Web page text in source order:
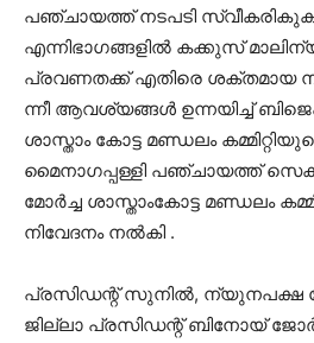
പഞ്ചായത്ത് നടപടി സ്വീകരികുക,
എന്നിഭാഗങ്ങളിൽ കക്കുസ്
പ്രവണതക്ക് എതിരെ ശക്തമായ
ന്നീ ആവശ്യങ്ങൾ ഉന്നയിച്ച്
ശാസ്താം കോട്ട മണ്ഡലം
മൈനാഗപ്പള്ളി പഞ്ചായത്ത്
മോർച്ച ശാസ്താംകോട്ട മണ്ഡലം
നിവേദനം നൽകി .
പ്രസിഡന്റ് സുനിൽ, ന്യുനപക്ഷ
ജില്ലാ പ്രസിഡന്റ് ബിനോയ്‌